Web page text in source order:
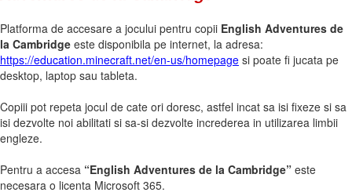
Platforma de accesare a jocului pentru copii English Adventures de
la Cambridge este disponibila pe internet, la adresa:
https://education.minecraft.net/en-us/homepage si poate fi jucata pe
desktop, laptop sau tableta.
Copiii pot repeta jocul de cate ori doresc, astfel incat sa isi fixeze si sa
isi dezvolte noi abilitati si sa-si dezvolte increderea in utilizarea limbii
engleze.
Pentru a accesa “English Adventures de la Cambridge” este
necesara o licenta Microsoft 365.